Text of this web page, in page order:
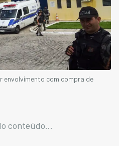
com compra de
conteúdo...